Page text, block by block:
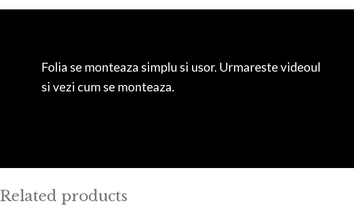
Folia se monteaza simplu si usor. Urmareste videoul
si vezi cum se monteaza.
Related products